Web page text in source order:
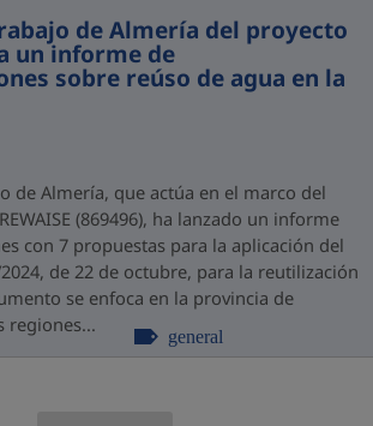
de Almería del proyecto
un informe de
sobre reúso de agua en la
de Almería, que actúa en el marco del
(869496), ha lanzado un informe
con 7 propuestas para la aplicación del
de 22 de octubre, para la reutilización
se enfoca en la provincia de
regiones...
general